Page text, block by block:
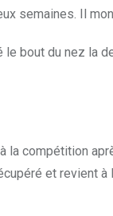
semaines. Il
le bout du nez la
la compétition
et revient